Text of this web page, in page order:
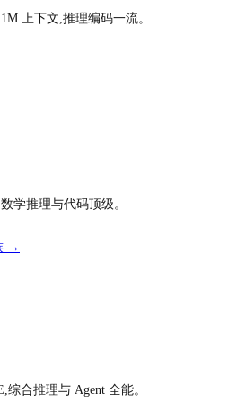
上下文,推理编码一流。
学推理与代码顶级。
→
合推理与 Agent 全能。